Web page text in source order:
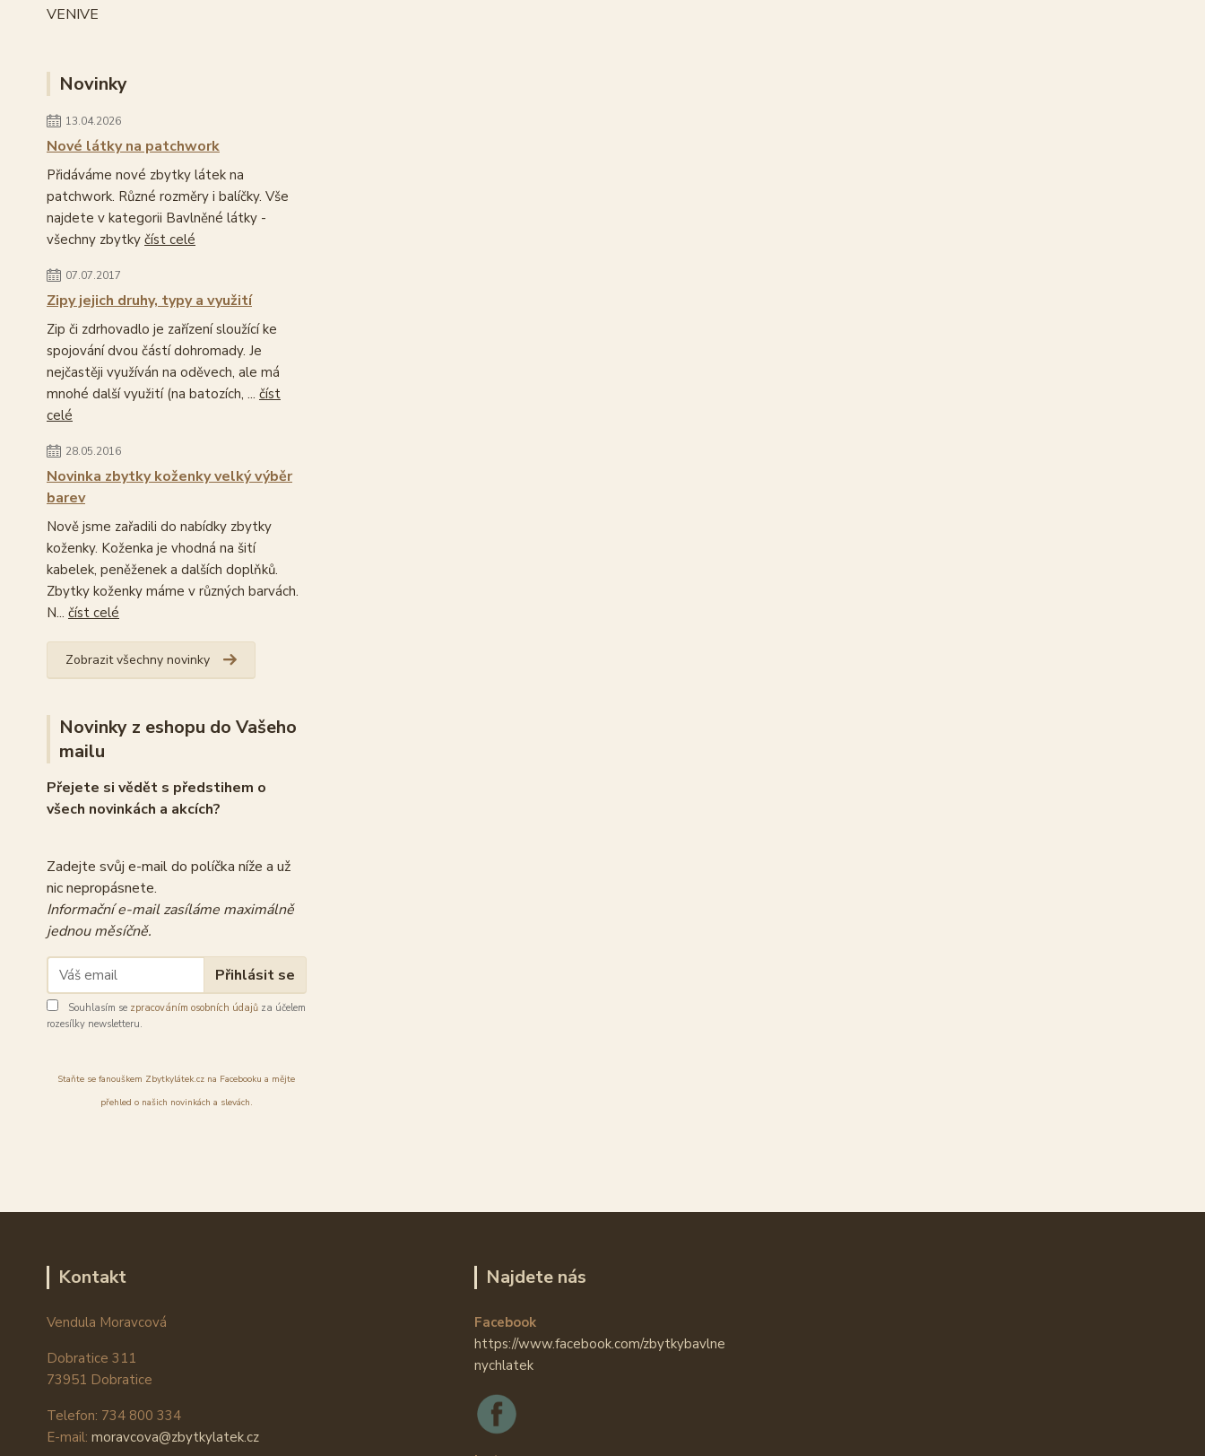
VENIVE
Novinky
13.04.2026
Nové látky na patchwork
Přidáváme nové zbytky látek na
patchwork. Různé rozměry i balíčky. Vše
najdete v kategorii Bavlněné látky -
všechny zbytky číst celé
07.07.2017
Zipy jejich druhy, typy a využití
Zip či zdrhovadlo je zařízení sloužící ke
spojování dvou částí dohromady. Je
nejčastěji využíván na oděvech, ale má
mnohé další využití (na batozích, ... číst
celé
28.05.2016
Novinka zbytky koženky velký výběr
barev
Nově jsme zařadili do nabídky zbytky
koženky. Koženka je vhodná na šití
kabelek, peněženek a dalších doplňků.
Zbytky koženky máme v různých barvách.
N... číst celé
Zobrazit všechny novinky
Novinky z eshopu do Vašeho
mailu
Přejete si vědět s předstihem o
všech novinkách a akcích?
Zadejte svůj e-mail do políčka níže a už
nic nepropásnete.
Informační e-mail zasíláme maximálně
jednou měsíčně.
Přihlásit se
Souhlasím se zpracováním osobních údajů za účelem
rozesílky newsletteru.
Staňte se fanouškem Zbytkylátek.cz na Facebooku a mějte
přehled o našich novinkách a slevách.
Kontakt
Vendula Moravcová
Dobratice 311
73951 Dobratice
Telefon: 734 800 334
E-mail: moravcova@zbytkylatek.cz
Najdete nás
Facebook
https://www.facebook.com/zbytkybavlne
nychlatek